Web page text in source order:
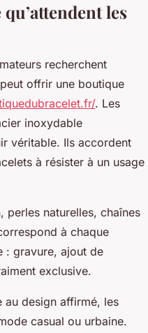
les
recherchent
offrir une boutique
. Les
inoxydable
véritable. Ils accordent
à résister à un usage
perles naturelles, chaînes
à chaque
: gravure, ajout de
exclusive.
au design affirmé, les
casual ou urbaine.